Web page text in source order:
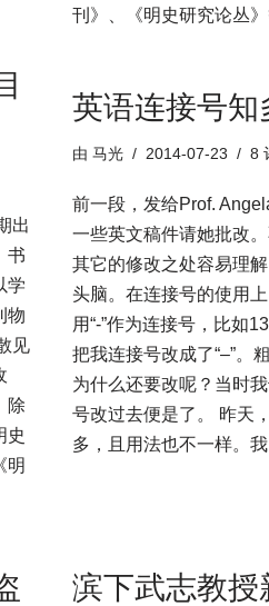
刊》、《明史研究论丛
出
书
学
物
见
除
史
明
英语连接号知
由 马光 2014-07-23 8
前一段，发给Prof.
一些英文稿件请她批改
其它的修改之处容易理
头脑。在连接号的使用
用“-”作为连接号，比如
把我连接号改成了“–”。
为什么还要改呢？当时
号改过去便是了。 昨天
多，且用法也不一样。
滨下武志教授